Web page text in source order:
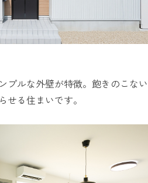
プルな外壁が特徴。飽きのこない
せる住まいです。